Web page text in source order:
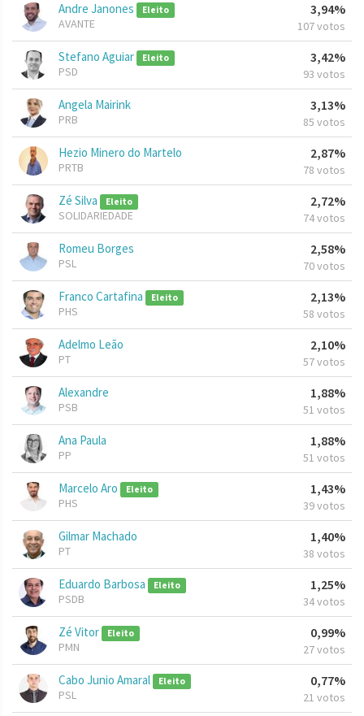
Andre Janones Eleito
AVANTE
3,94%
107 votos
Stefano Aguiar Eleito
PSD
3,42%
93 votos
Angela Mairink
PRB
3,13%
85 votos
Hezio Minero do Martelo
PRTB
2,87%
78 votos
Zé Silva Eleito
SOLIDARIEDADE
2,72%
74 votos
Romeu Borges
PSL
2,58%
70 votos
Franco Cartafina Eleito
PHS
2,13%
58 votos
Adelmo Leão
PT
2,10%
57 votos
Alexandre
PSB
1,88%
51 votos
Ana Paula
PP
1,88%
51 votos
Marcelo Aro Eleito
PHS
1,43%
39 votos
Gilmar Machado
PT
1,40%
38 votos
Eduardo Barbosa Eleito
PSDB
1,25%
34 votos
Zé Vitor Eleito
PMN
0,99%
27 votos
Cabo Junio Amaral Eleito
PSL
0,77%
21 votos